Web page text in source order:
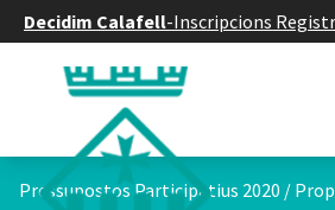
Decidim Calafell-Inscripcions
Pressupostos Participatius 2020 /